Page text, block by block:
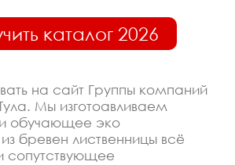
каталог 2026
на сайт Группы компаний
Мы изготоавливаем
обучающее эко
бревен лиственницы всё
сопутствующее